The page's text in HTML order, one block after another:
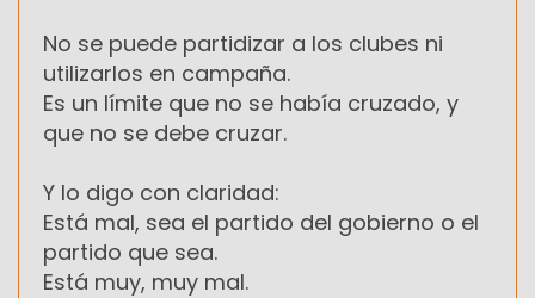
No se puede partidizar a los clubes ni
utilizarlos en campaña.
Es un límite que no se había cruzado, y
que no se debe cruzar.
Y lo digo con claridad:
Está mal, sea el partido del gobierno o el
partido que sea.
Está muy, muy mal.